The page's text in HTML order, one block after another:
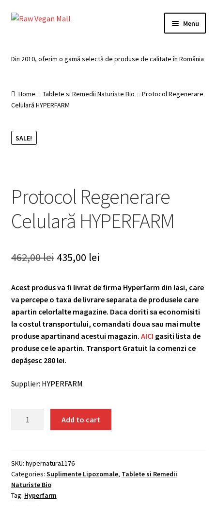
Skip
Skip
Menu
Categorii
Coș
Din 2010, oferim o gamă selectă de produse de calitate în România
Home Tablete si Remedii Naturiste Bio
Protocol Regenerare
Celulară HYPERFARM
SALE!
Protocol Regenerare
Celulară HYPERFARM
462,00lei Original
was:
462,00 lei.
435,00 lei
is:
435,00 lei.
Acest produs va fi livrat de firma Hyperfarm din Iasi, care
va percepe o taxa de livrare separata de produsele care
apartin celorlalte magazine. Daca doriti sa economisiti
la costul transportului, comandati doua sau mai multe
produse apartinand acestui magazin. AICI gasiti lista de
produse ce le apartin. Transport Gratuit la comenzi ce
depășesc 280 lei.
Supplier: HYPERFARM
quantity
Add to cart
SKU: hypernatura1176
Categories: Suplimente Lipozomale, Tablete si Remedii
Naturiste Bio
Tag: Hyperfarm